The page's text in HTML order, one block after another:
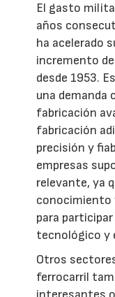
El gasto
años
ha acelerado
incremento
desde 1953.
una demanda
fabricación
fabricación
precisión y
empresas
relevante, ya
conocimiento
para
tecnológico y
Otros
ferrocarril